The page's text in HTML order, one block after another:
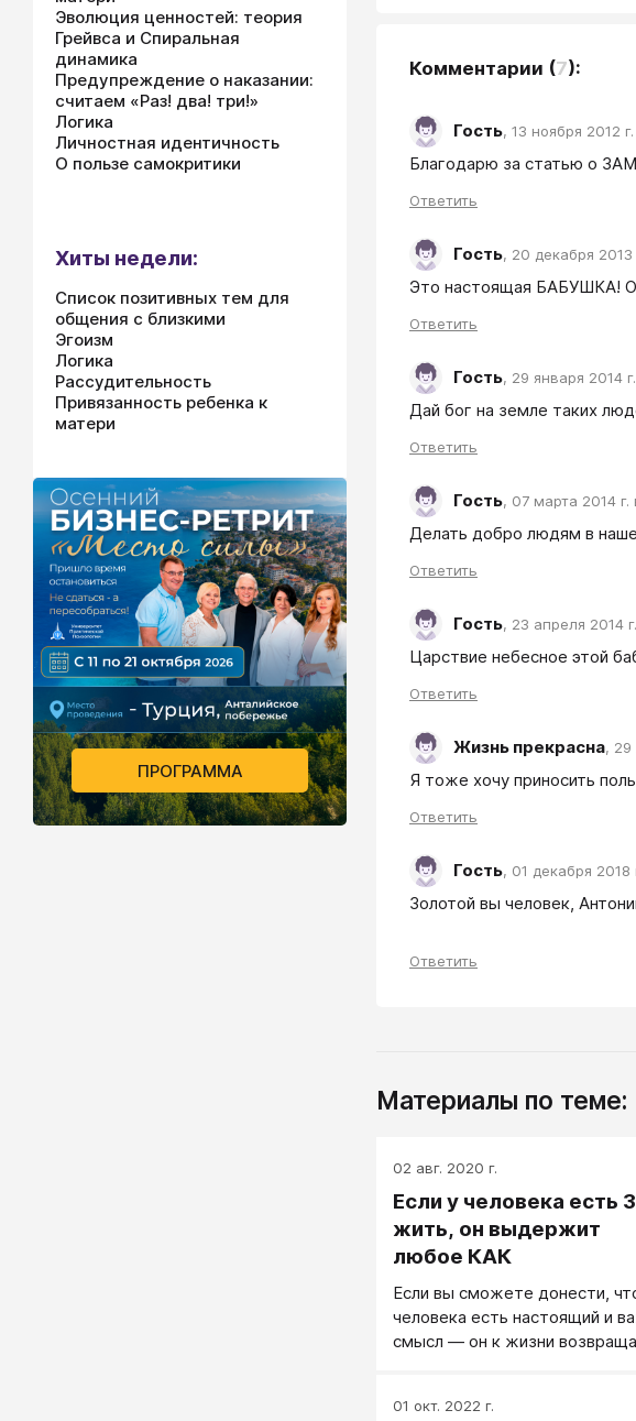
Комментарии (7):
Гость, 13 ноября 2012 г.
Благодарю за статью о
Ответить
Гость, 20 декабря 2013
Это настоящая БАБУШКА!
Ответить
Гость, 29 января 2014
Дай бог на земле таких
Ответить
Гость, 07 марта 2014 г.
Делать добро людям в
Ответить
Гость, 23 апреля 2014
Царствие небесное этой
Ответить
Жизнь прекрасна, 29
Я тоже хочу приносить
Ответить
Гость, 01 декабря 2018
Золотой вы человек,
Ответить
Материалы по теме:
02 авг. 2020 г.
Если у человека есть
жить, он выдержит
любое КАК
Если вы сможете донести,
человека есть настоящий и
смысл — он к жизни
01 окт. 2022 г.
Эволюция ценностей: теория
Грейвса и Спиральная
динамика
Предупреждение о наказании:
считаем «Раз! два! три!»
Логика
Личностная идентичность
О пользе самокритики
Хиты недели:
Список позитивных тем для
общения с близкими
Эгоизм
Логика
Рассудительность
Привязанность ребенка к
матери
ПРОГРАММА